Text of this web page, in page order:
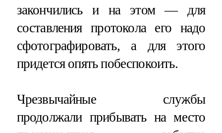
закончились и на этом — для
составления протокола его надо
сфотографировать, а для этого
придется опять побеспокоить.
Чрезвычайные службы
продолжали прибывать на место